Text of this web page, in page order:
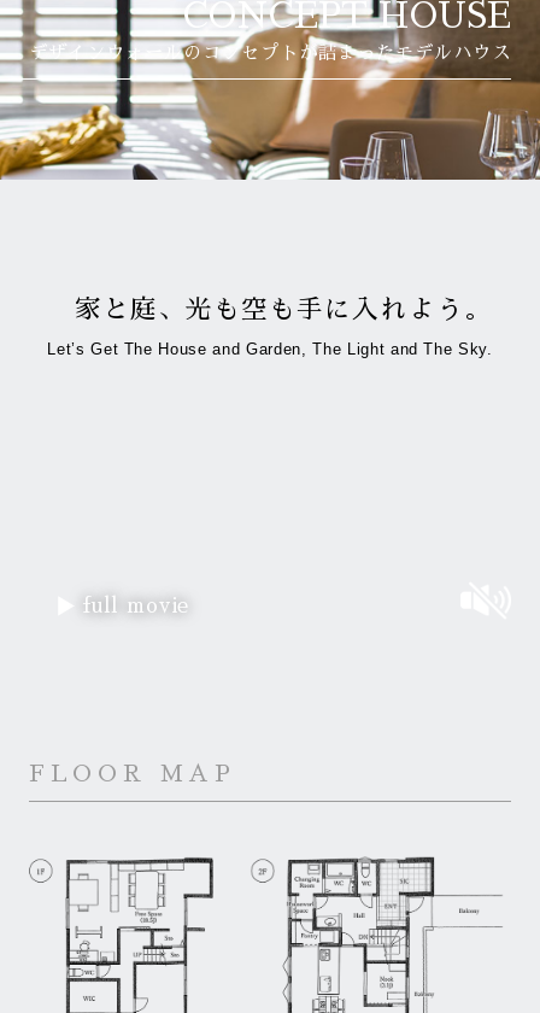
CONCEPT HOUSE
デザインウォールのコンセプトが詰まったモデルハウス
家と庭、光も空も手に入れよう。
Let’s Get The House and Garden, The Light and The Sky.
full movie
FLOOR MAP